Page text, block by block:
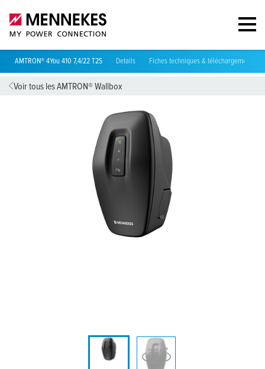
AMTRON® 4You 410 7,4/22 T2S Details Fiches techniques & téléchargements
Voir tous les AMTRON® Wallbox